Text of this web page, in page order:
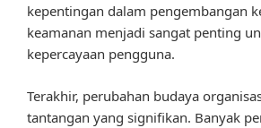
kepentingan dalam pengembangan
keamanan menjadi sangat penting
kepercayaan pengguna.
Terakhir, perubahan budaya
tantangan yang signifikan. Banyak